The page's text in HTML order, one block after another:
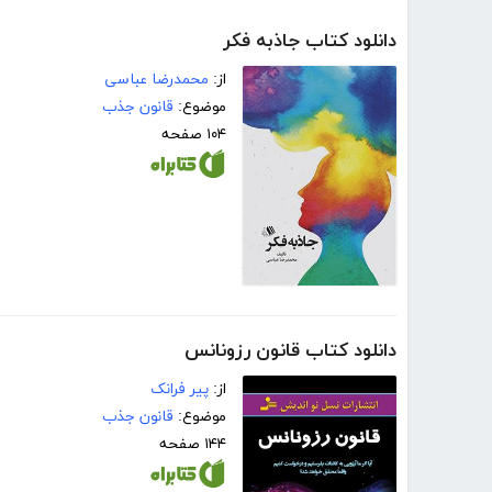
دانلود کتاب جاذبه فکر
از: محمدرضا عباسی
موضوع: قانون جذب
۱۰۴ صفحه
دانلود کتاب قانون رزونانس
از: پیر فرانک
موضوع: قانون جذب
۱۴۴ صفحه